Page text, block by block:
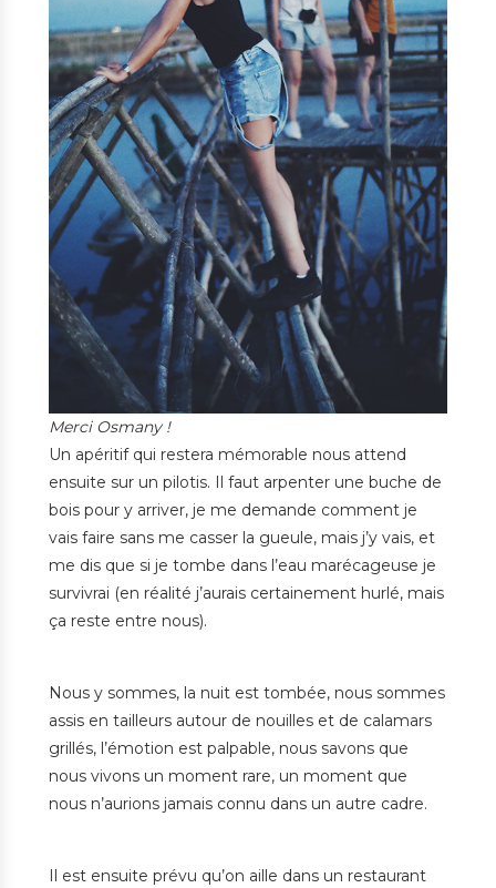
Merci Osmany !
Un apéritif qui restera mémorable nous attend
ensuite sur un pilotis. Il faut arpenter une buche de
bois pour y arriver, je me demande comment je
vais faire sans me casser la gueule, mais j’y vais, et
me dis que si je tombe dans l’eau marécageuse je
survivrai (en réalité j’aurais certainement hurlé, mais
ça reste entre nous).
Nous y sommes, la nuit est tombée, nous sommes
assis en tailleurs autour de nouilles et de calamars
grillés, l’émotion est palpable, nous savons que
nous vivons un moment rare, un moment que
nous n’aurions jamais connu dans un autre cadre.
Il est ensuite prévu qu’on aille dans un restaurant